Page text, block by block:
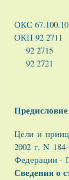
ОКС 67.100.10
ОКП 92 2711
92 2715
92 2721
Предисловие
Цели и
2002 г. N
Федерации -
Сведения о